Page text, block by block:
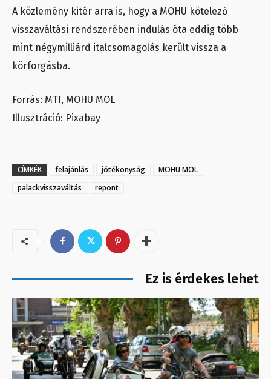
A közlemény kitér arra is, hogy a MOHU kötelező
visszaváltási rendszerében indulás óta eddig több
mint négymilliárd italcsomagolás került vissza a
körforgásba.
Forrás: MTI, MOHU MOL
Illusztráció: Pixabay
CÍMKÉK felajánlás jótékonyság
MOHU MOL
palackvisszaváltás
repont
Ez is érdekes lehet